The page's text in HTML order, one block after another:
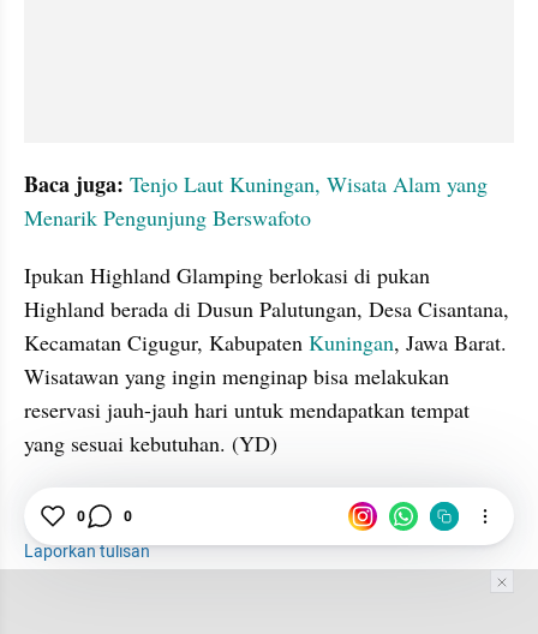
Baca juga: Tenjo Laut Kuningan, Wisata Alam yang
Menarik Pengunjung Berswafoto
Ipukan Highland Glamping berlokasi di pukan
Highland berada di Dusun Palutungan, Desa Cisantana,
Kecamatan Cigugur, Kabupaten Kuningan, Jawa Barat.
Wisatawan yang ingin menginap bisa melakukan
reservasi jauh-jauh hari untuk mendapatkan tempat
yang sesuai kebutuhan. (YD)
zuzuzu054
Kuningan
Laporkan tulisan
0 0